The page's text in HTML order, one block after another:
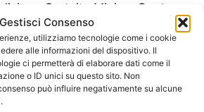
Gestisci Consenso
utilizziamo tecnologie come i cookie
alle informazioni del dispositivo. Il
ci permetterà di elaborare dati come il
o ID unici su questo sito. Non
può influire negativamente su alcune
Gratuita Minicar Santa
MinicarSanta Palomba
AutoSanta Palomba
Camion Santa Palomba
CamperSanta Palomba